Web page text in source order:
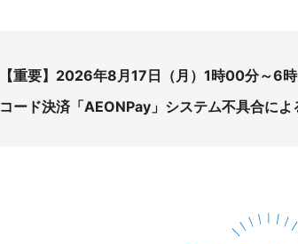
【重要】2026年8月17日（月）1時00分～6
コード決済「AEONPay」システム不具合に